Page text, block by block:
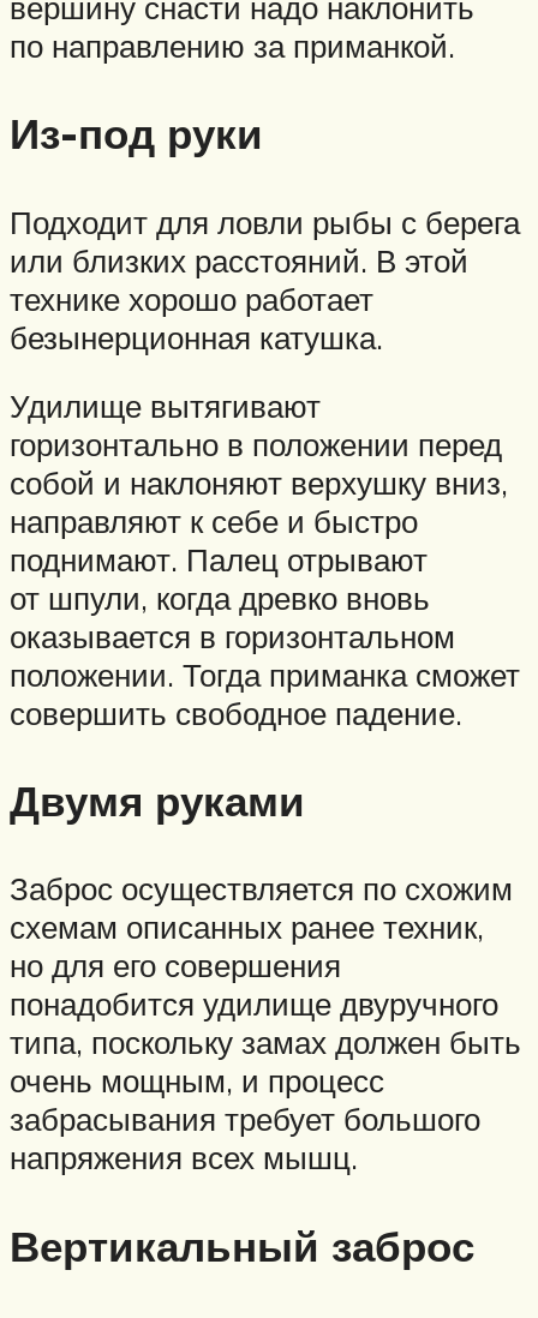
по направлению за приманкой.
Из-под руки
Подходит для ловли рыбы с берега
или близких расстояний. В этой
технике хорошо работает
безынерционная катушка.
Удилище вытягивают
горизонтально в положении перед
собой и наклоняют верхушку вниз,
направляют к себе и быстро
поднимают. Палец отрывают
от шпули, когда древко вновь
оказывается в горизонтальном
положении. Тогда приманка сможет
совершить свободное падение.
Двумя руками
Заброс осуществляется по схожим
схемам описанных ранее техник,
но для его совершения
понадобится удилище двуручного
типа, поскольку замах должен быть
очень мощным, и процесс
забрасывания требует большого
напряжения всех мышц.
Вертикальный заброс